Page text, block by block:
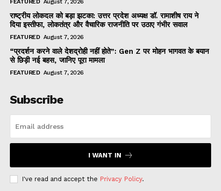
FEATURED August 7, 2026
राष्ट्रीय लोकदल को बड़ा झटका: उत्तर प्रदेश अध्यक्ष डॉ. रामाशीष राय ने
दिया इस्तीफा, लोकतंत्र और वैचारिक राजनीति पर उठाए गंभीर सवाल
FEATURED August 7, 2026
“प्रदर्शन करने वाले देशद्रोही नहीं होते”: Gen Z पर मोहन भागवत के बयान
से छिड़ी नई बहस, जानिए पूरा मामला
FEATURED August 7, 2026
Subscribe
I WANT IN
I've read and accept the Privacy Policy.